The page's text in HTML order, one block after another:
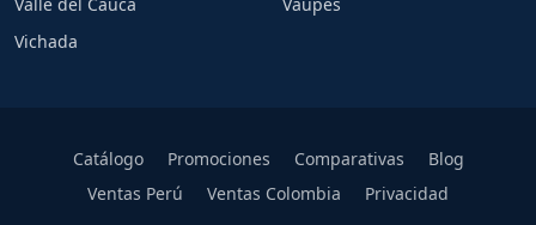
Vichada
Catálogo Promociones Comparativas
Blog
Ventas Perú
Ventas Colombia Privacidad